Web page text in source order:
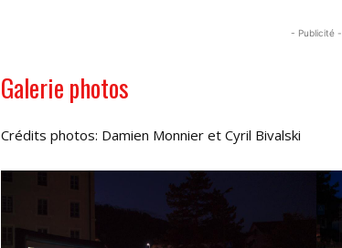
- Publicité -
Galerie photos
Crédits photos: Damien Monnier et Cyril Bivalski